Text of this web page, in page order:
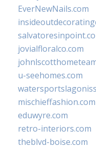
EverNewNails.com
jovialfloralco.com
u-seehomes.com
mischieffashion.com
eduwyre.com
retro-interiors.com
theblvd-boise.com